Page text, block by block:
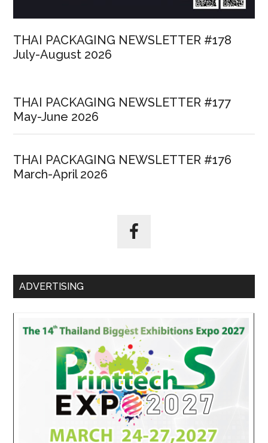
THAI PACKAGING NEWSLETTER #178
July-August 2026
THAI PACKAGING NEWSLETTER #177
May-June 2026
THAI PACKAGING NEWSLETTER #176
March-April 2026
ADVERTISING